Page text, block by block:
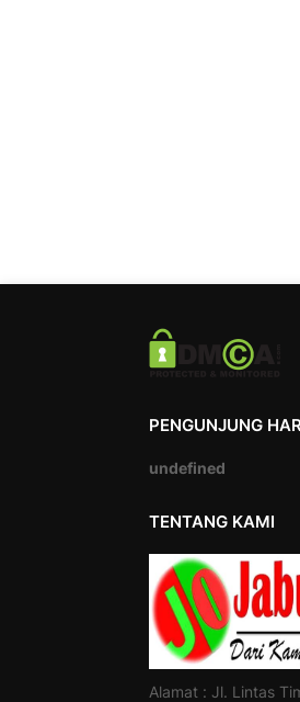
PENGUNJUNG
undefined
TENTANG KAMI
Alamat : Jl. Lintas